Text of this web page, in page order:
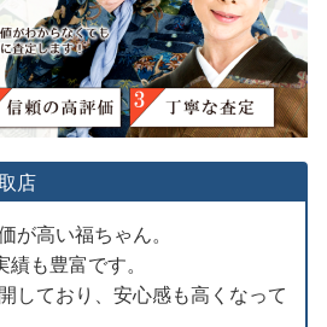
店
が高い福ちゃん。
も豊富です。
しており、安心感も高くなって